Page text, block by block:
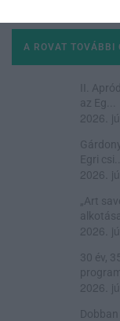
A ROVAT TOVÁBBI
II.
az Eg...
2026.
Egri csi...
2026.
„Art
2026.
30 év,
program
2026.